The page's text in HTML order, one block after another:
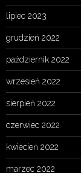
lipiec 2023
grudzień 2022
październik 2022
wrzesień 2022
sierpień 2022
czerwiec 2022
kwiecień 2022
marzec 2022